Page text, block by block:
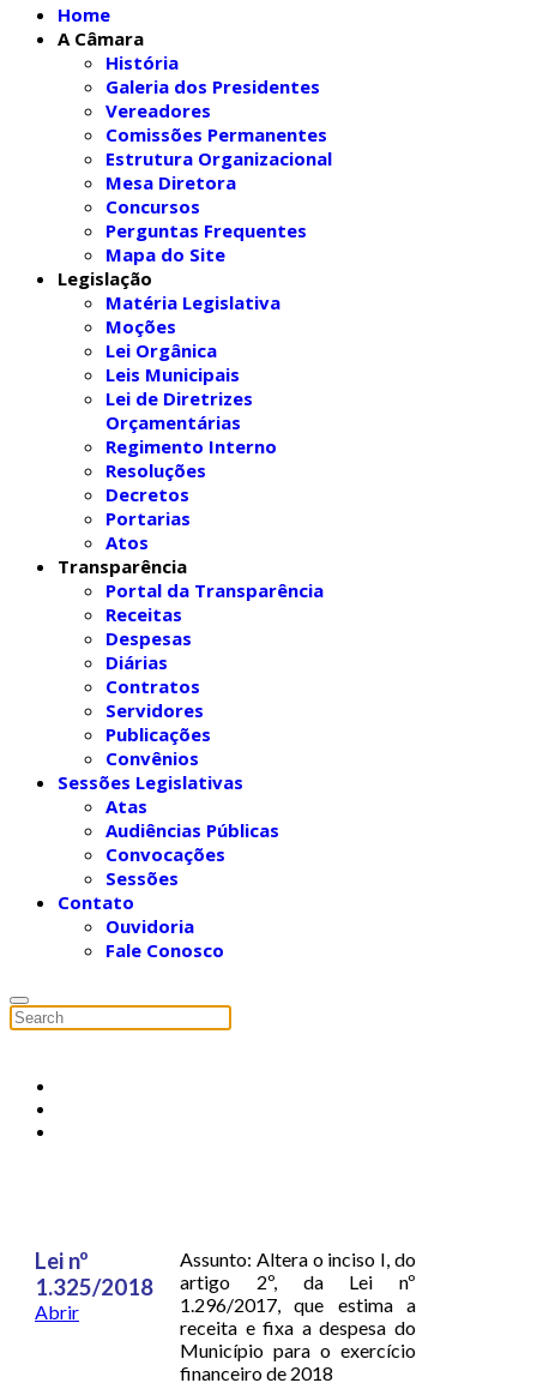
Home
A Câmara
História
Galeria dos Presidentes
Vereadores
Comissões Permanentes
Estrutura Organizacional
Mesa Diretora
Concursos
Perguntas Frequentes
Mapa do Site
Legislação
Matéria Legislativa
Moções
Lei Orgânica
Leis Municipais
Lei de Diretrizes
Orçamentárias
Regimento Interno
Resoluções
Decretos
Portarias
Atos
Transparência
Portal da Transparência
Receitas
Despesas
Diárias
Contratos
Servidores
Publicações
Convênios
Sessões Legislativas
Atas
Audiências Públicas
Convocações
Sessões
Contato
Ouvidoria
Fale Conosco
Lei nº
1.325/2018
Abrir
Assunto: Altera o inciso I, do
artigo 2º, da Lei nº
1.296/2017, que estima a
receita e fixa a despesa do
Município para o exercício
financeiro de 2018